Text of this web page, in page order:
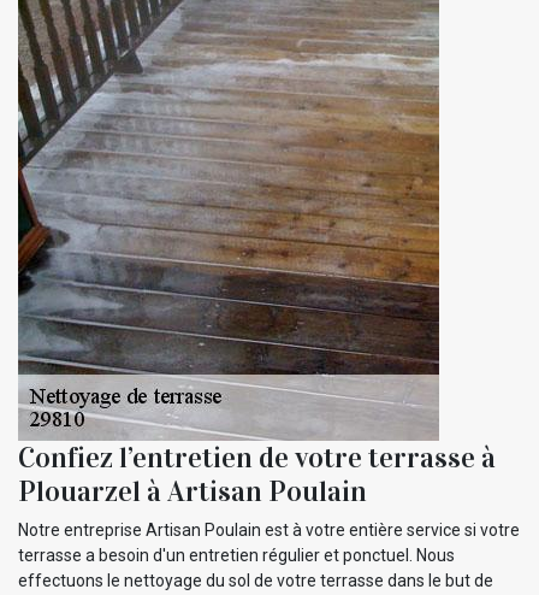
Confiez l’entretien de votre terrasse à
Plouarzel à Artisan Poulain
Notre entreprise Artisan Poulain est à votre entière service si votre
terrasse a besoin d'un entretien régulier et ponctuel. Nous
effectuons le nettoyage du sol de votre terrasse dans le but de